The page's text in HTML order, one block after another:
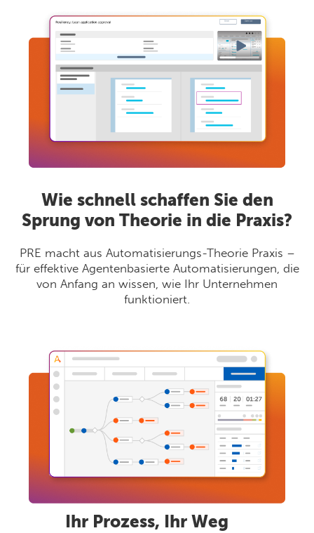
Wie schnell schaffen Sie den
Sprung von Theorie in die Praxis?
PRE macht aus Automatisierungs-Theorie Praxis –
für effektive Agentenbasierte Automatisierungen, die
von Anfang an wissen, wie Ihr Unternehmen
funktioniert.
Ihr Prozess, Ihr Weg